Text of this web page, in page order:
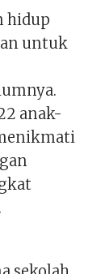
hidup
untuk
anak-